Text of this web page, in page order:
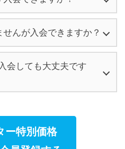
んが入会できますか？
会しても大丈夫です
ー特別価格